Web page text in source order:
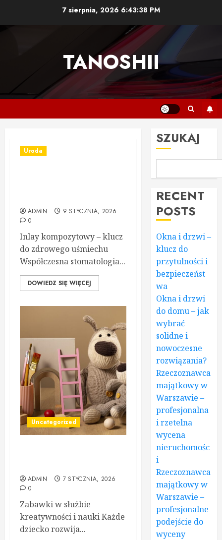
7 sierpnia, 2026 6:43:39 PM
TANOSHII
Uroda
ADMIN
9 STYCZNIA, 2026
0
Inlay kompozytowy – klucz
do zdrowego uśmiechu
Współczesna stomatologia...
DOWIEDZ SIĘ WIĘCEJ
Uncategorized
ADMIN
7 STYCZNIA, 2026
0
Zabawki w służbie
kreatywności i nauki Każde
dziecko rozwija...
SZUKAJ
RECENT
POSTS
Okna i drzwi –
klucz do
przytulności i
bezpieczeńst
wa
Okna i drzwi
do domu – jak
wybrać
solidne i
nowoczesne
rozwiązania?
Rzeczoznawca
majątkowy w
Warszawie –
profesjonalna
i rzetelna
wycena
nieruchomośc
i
Rzeczoznawca
majątkowy w
Warszawie –
profesjonalne
podejście do
wyceny